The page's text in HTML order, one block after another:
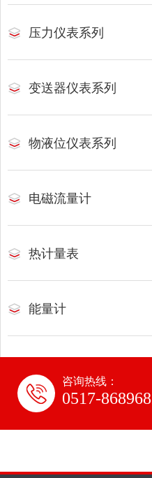
压力仪表系列
变送器仪表系列
物液位仪表系列
电磁流量计
热计量表
能量计
咨询热线：
0517-